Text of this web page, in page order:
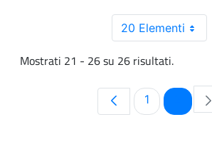
20 Elementi
Mostrati 21 - 26 su 26 risultati.
Pagina
1 Pagina